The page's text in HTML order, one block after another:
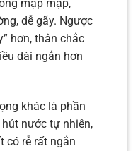
mập mạp,
dễ gãy. Ngược
hơn, thân chắc
dài ngắn hơn
khác là phần
nước tự nhiên,
có rễ rất ngắn